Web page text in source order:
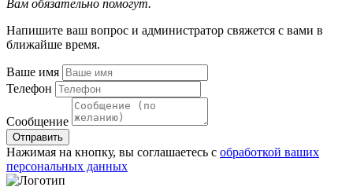
Вам обязательно помогут.
Напишите ваш вопрос и администратор свяжется с вами в
ближайше время.
Ваше имя
Телефон
Сообщение
Отправить
Нажимая на кнопку, вы соглашаетесь с обработкой ваших
персональных данных